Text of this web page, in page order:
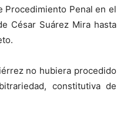
Procedimiento Penal en el
César Suárez Mira hasta
no hubiera procedido
constitutiva de